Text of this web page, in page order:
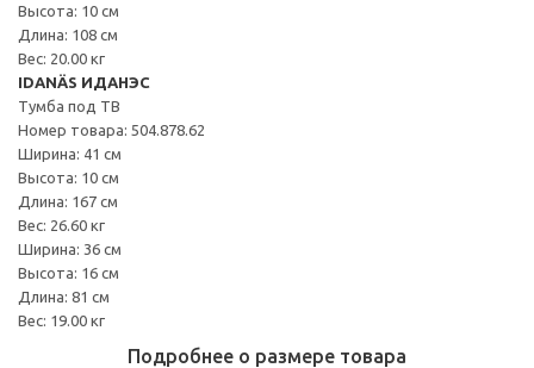
Высота: 10 см
Длина: 108 см
Вес: 20.00 кг
IDANÄS ИДАНЭС
Тумба под ТВ
Номер товара: 504.878.62
Ширина: 41 см
Высота: 10 см
Длина: 167 см
Вес: 26.60 кг
Ширина: 36 см
Высота: 16 см
Длина: 81 см
Вес: 19.00 кг
Подробнее о размере товара